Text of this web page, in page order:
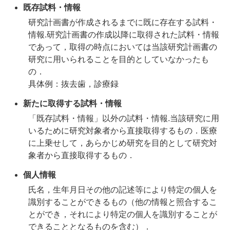
既存試料・情報
研究計画書が作成されるまでに既に存在する試料・
情報.研究計画書の作成以降に取得された試料・情報
であって，取得の時点においては当該研究計画書の
研究に用いられることを目的としていなかったも
の．
具体例：抜去歯，診療録
新たに取得する試料・情報
「既存試料・情報」以外の試料・情報.当該研究に用
いるために研究対象者から直接取得するもの．医療
に上乗せして，あらかじめ研究を目的として研究対
象者から直接取得するもの．
個人情報
氏名，生年月日その他の記述等により特定の個人を
識別することができるもの（他の情報と照合するこ
とができ，それにより特定の個人を識別することが
できることとなるものを含む）．